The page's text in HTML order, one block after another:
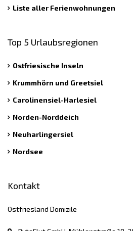
Liste aller Ferienwohnungen
Top 5 Urlaubsregionen
Ostfriesische Inseln
Krummhörn und Greetsiel
Carolinensiel-Harlesiel
Norden-Norddeich
Neuharlingersiel
Nordsee
Kontakt
Ostfriesland Domizile